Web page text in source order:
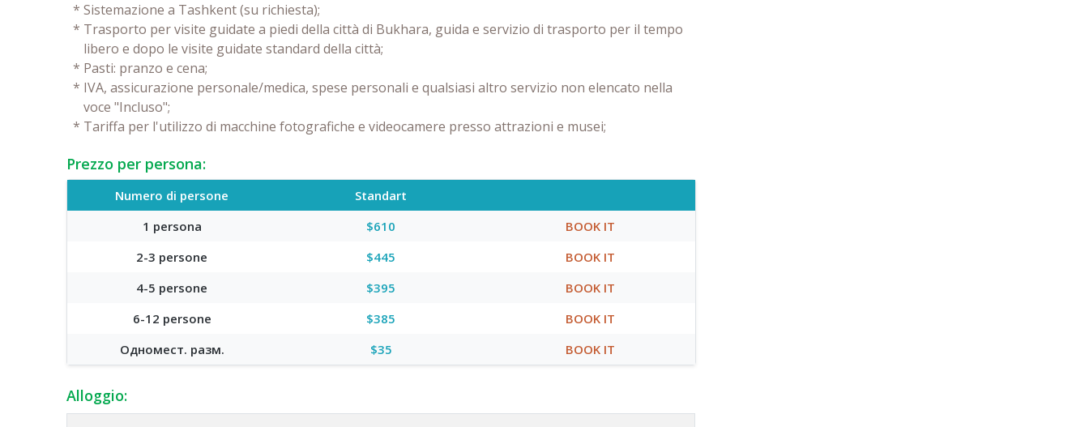
* Sistemazione a Tashkent (su richiesta);
* Trasporto per visite guidate a piedi della città di Bukhara, guida e servizio di trasporto per il tempo
libero e dopo le visite guidate standard della città;
* Pasti: pranzo e cena;
* IVA, assicurazione personale/medica, spese personali e qualsiasi altro servizio non elencato nella
voce "Incluso";
* Tariffa per l'utilizzo di macchine fotografiche e videocamere presso attrazioni e musei;
Prezzo per persona:
Numero di persone
Standart
1 persona
$610
BOOK IT
2-3 persone
$445
BOOK IT
4-5 persone
$395
BOOK IT
6-12 persone
$385
BOOK IT
Одномест. разм.
$35 BOOK IT
Alloggio: